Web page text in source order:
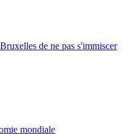
de ne pas s'immiscer
mondiale